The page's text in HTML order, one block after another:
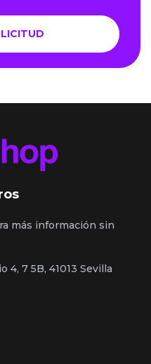
más información sin
4, 7 5B, 41013 Sevilla